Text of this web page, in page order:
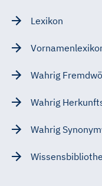
Lexikon
Wahrig
Wahrig
Wahrig